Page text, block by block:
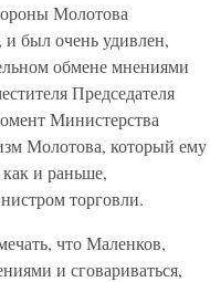
Молотова
был очень удивлен,
обмене мнениями
Председателя
Министерства
Молотова, который ему
и раньше,
торговли.
что Маленков,
и сговариваться,